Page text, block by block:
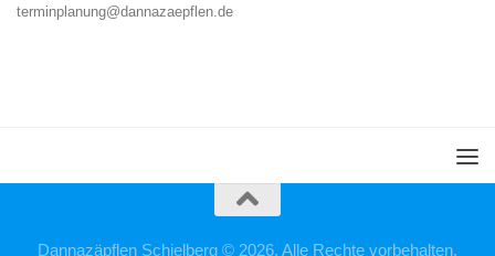
terminplanung@dannazaepflen.de
Dannazäpflen Schielberg © 2026. Alle Rechte vorbehalten.